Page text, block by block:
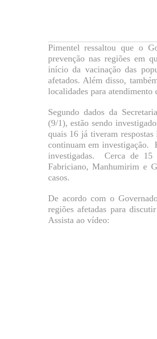
Pimentel ressaltou que o
prevenção nas regiões em
início da vacinação das
afetados. Além disso,
localidades para atendimento
Segundo dados da
(9/1), estão sendo
quais 16 já tiveram
continuam em investigação.
investigadas. Cerca de 15
Fabriciano, Manhumirim e
casos.
De acordo com o
regiões afetadas para
Assista ao vídeo: